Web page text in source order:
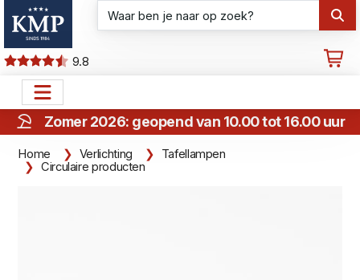
9.8
Zomer 2026: geopend van 10.00 tot 16.00 uur
Home Verlichting
Tafellampen
Circulaire producten